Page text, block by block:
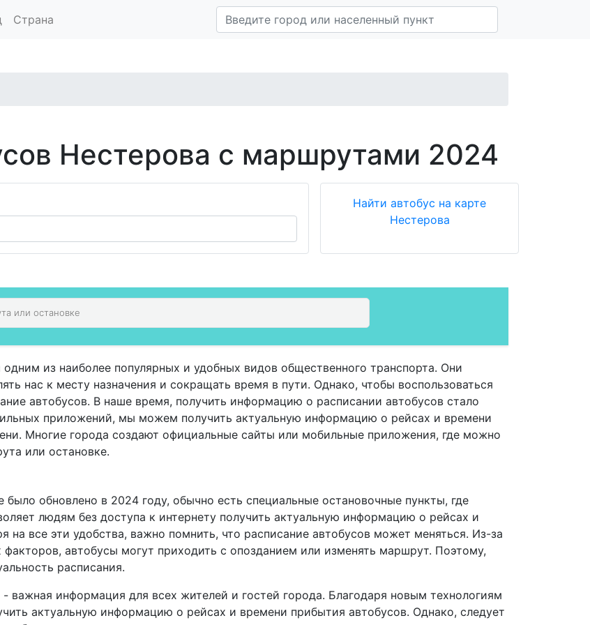
Страна
Нестерова с маршрутами 2024
Найти автобус на карте
Нестерова
одним из наиболее популярных и удобных видов общественного транспорта. Они
нас к месту назначения и сокращать время в пути. Однако, чтобы воспользоваться
автобусов. В наше время, получить информацию о расписании автобусов стало
приложений, мы можем получить актуальную информацию о рейсах и времени
Многие города создают официальные сайты или мобильные приложения, где можно
или остановке.
обновлено в 2024 году, обычно есть специальные остановочные пункты, где
людям без доступа к интернету получить актуальную информацию о рейсах и
на все эти удобства, важно помнить, что расписание автобусов может меняться. Из-за
автобусы могут приходить с опозданием или изменять маршрут. Поэтому,
расписания.
важная информация для всех жителей и гостей города. Благодаря новым технологиям
актуальную информацию о рейсах и времени прибытия автобусов. Однако, следует